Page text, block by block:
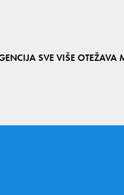
SVE VIŠE OTEŽAVA